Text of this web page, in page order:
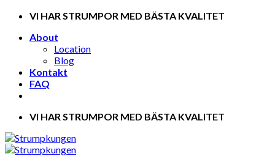
Skip
content
VI HAR STRUMPOR MED BÄSTA KVALITET
About
Location
Blog
Kontakt
FAQ
VI HAR STRUMPOR MED BÄSTA KVALITET